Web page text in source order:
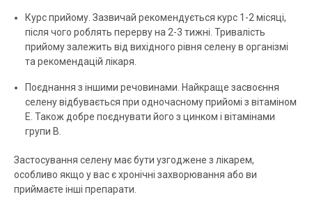
Курс прийому. Зазвичай рекомендується курс 1-2 місяці,
після чого роблять перерву на 2-3 тижні. Тривалість
прийому залежить від вихідного рівня селену в організмі
та рекомендацій лікаря.
Поєднання з іншими речовинами. Найкраще засвоєння
селену відбувається при одночасному прийомі з вітаміном
Е. Також добре поєднувати його з цинком і вітамінами
групи В.
Застосування селену має бути узгоджене з лікарем,
особливо якщо у вас є хронічні захворювання або ви
приймаєте інші препарати.